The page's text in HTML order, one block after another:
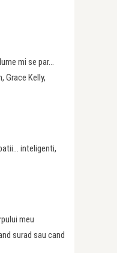
mi se par…
Grace Kelly,
inteligenti,
meu
surad sau cand